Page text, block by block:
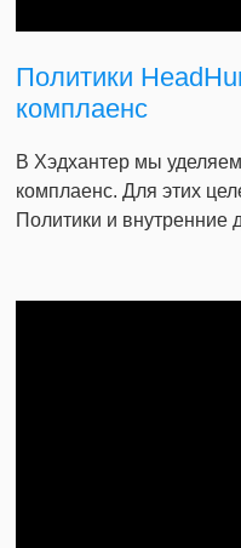
Политики
комплаенс
В Хэдхантер мы
комплаенс. Для этих
Политики и внутренние